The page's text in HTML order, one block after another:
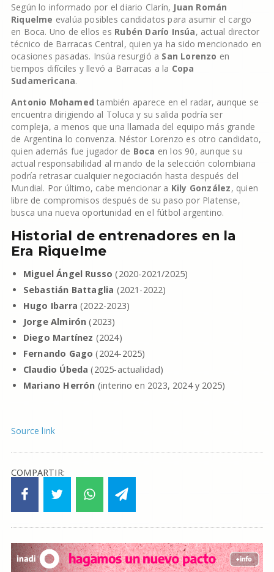
Según lo informado por el diario Clarín, Juan Román
Riquelme evalúa posibles candidatos para asumir el cargo
en Boca. Uno de ellos es Rubén Darío Insúa, actual director
técnico de Barracas Central, quien ya ha sido mencionado en
ocasiones pasadas. Insúa resurgió a San Lorenzo en
tiempos difíciles y llevó a Barracas a la Copa
Sudamericana.
Antonio Mohamed también aparece en el radar, aunque se
encuentra dirigiendo al Toluca y su salida podría ser
compleja, a menos que una llamada del equipo más grande
de Argentina lo convenza. Néstor Lorenzo es otro candidato,
quien además fue jugador de Boca en los 90, aunque su
actual responsabilidad al mando de la selección colombiana
podría retrasar cualquier negociación hasta después del
Mundial. Por último, cabe mencionar a Kily González, quien
libre de compromisos después de su paso por Platense,
busca una nueva oportunidad en el fútbol argentino.
Historial de entrenadores en la
Era Riquelme
Miguel Ángel Russo (2020-2021/2025)
Sebastián Battaglia (2021-2022)
Hugo Ibarra (2022-2023)
Jorge Almirón (2023)
Diego Martínez (2024)
Fernando Gago (2024-2025)
Claudio Úbeda (2025-actualidad)
Mariano Herrón (interino en 2023, 2024 y 2025)
Source link
COMPARTIR: